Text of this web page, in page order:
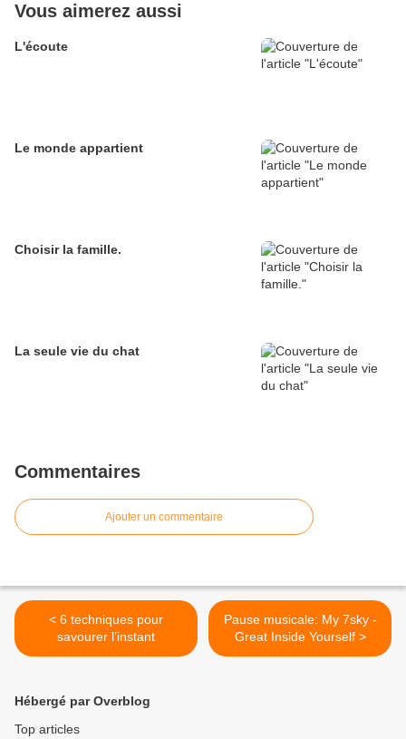
Vous aimerez aussi
L'écoute
Le monde appartient
Choisir la famille.
La seule vie du chat
Commentaires
Ajouter un commentaire
< 6 techniques pour
savourer l’instant
Pause musicale: My 7sky -
Great Inside Yourself >
Hébergé par Overblog
Top articles